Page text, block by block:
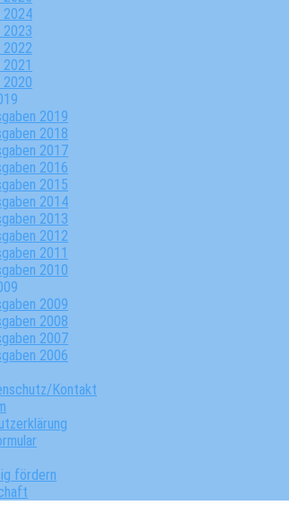
2024
2023
2022
2020
2019
2018
2017
2016
2015
2014
2013
2012
2011
2010
2009
2008
2007
2006
Kontakt
fördern